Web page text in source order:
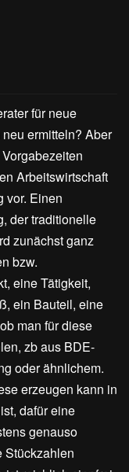
für neue
ermitteln? Aber
Arbeitswirtschaft
vor. Einen
der traditionelle
zunächst ganz
bzw.
eine Tätigkeit,
ein Bauteil, eine
man für diese
zb aus BDE-
oder ähnlichem.
erzeugen kann in
dafür eine
genauso
Stückzahlen